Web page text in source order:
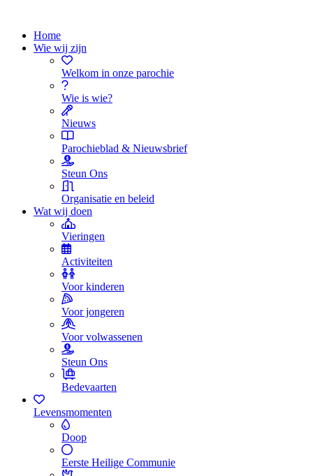
Home
Wie wij zijn
Welkom in onze parochie
Wie is wie?
Nieuws
Parochieblad & Nieuwsbrief
Steun Ons
Organisatie en beleid
Wat wij doen
Vieringen
Activiteiten
Voor kinderen
Voor jongeren
Voor volwassenen
Steun Ons
Bedevaarten
Levensmomenten
Doop
Eerste Heilige Communie